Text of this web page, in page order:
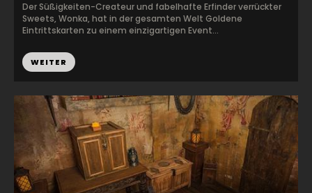
Der Süßigkeiten-Createur und fabelhafte Erfinder verrückter
Sweets, Wonka, hat in der gesamten Welt Goldene
Eintrittskarten zu einem einzigartigen Event...
WEITER